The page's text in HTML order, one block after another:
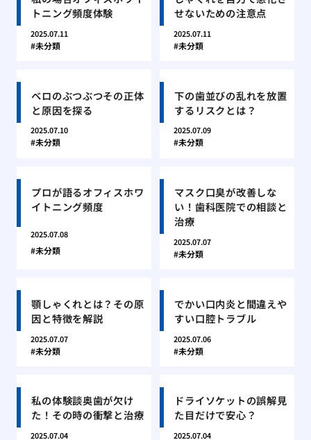
トニング頻度体験
2025.07.11
未分類
せないための注意点
2025.07.11
未分類
ベロのぶつぶつその正体
と原因を探る
2025.07.10
未分類
下の歯並びの乱れを放置
するリスクとは？
2025.07.09
未分類
プロが語るオフィスホワ
イトニング頻度
2025.07.08
未分類
マスク口臭が改善しな
い！歯科医院での相談と
治療
2025.07.07
未分類
顎しゃくれとは？その原
因と特徴を解説
2025.07.07
未分類
でかい口内炎と間違えや
すい口腔トラブル
2025.07.06
未分類
私の体験談奥歯が欠け
た！その時の衝撃と治療
2025.07.04
ドライソケットの誤解見
た目だけで安心？
2025.07.04